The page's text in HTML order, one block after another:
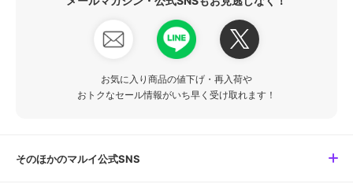
お気に入り商品の値下げ・再入荷や
おトクなセール情報がいち早く受け取れます！
そのほかのマルイ公式SNS